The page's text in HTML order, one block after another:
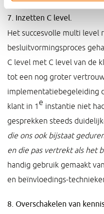
7. Inzetten C level.
Het succesvolle multi level
besluitvormingsproces
C level met C level van de
tot een nog groter
implementatiebegeleiding
klant in 1 e instantie niet
gesprekken steeds
die ons ook bijstaat
en die pas vertrekt als het
handig gebruik gemaakt
en beïnvloedings-
8. Overschakelen van